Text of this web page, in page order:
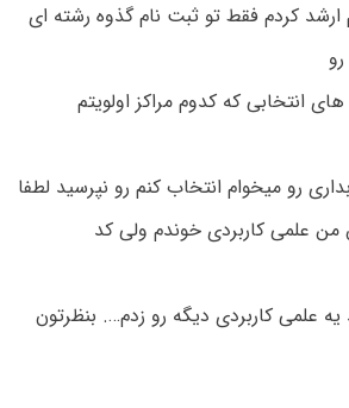
ارشد کردم فقط تو ثبت نام گذوه رشته ای
انتخابی که کدوم مراکز اولویتم
رو میخوام انتخاب کنم رو نپرسید لطفا
من علمی کاربردی خوندم ولی کد
یه علمی کاربردی دیگه رو زدم…. بنظرتون